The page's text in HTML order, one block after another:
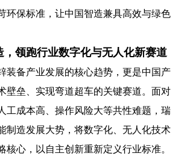
环保标准，让中国智造兼具高效与绿色
，领跑行业数字化与无人化新赛道
装备产业发展的核心趋势，更是中国产
壁垒、实现弯道超车的关键赛道。面对
工成本高、操作风险大等共性难题，瑞
制造发展大势，将数字化、无人化技术
核心，以自主创新重新定义行业标准。